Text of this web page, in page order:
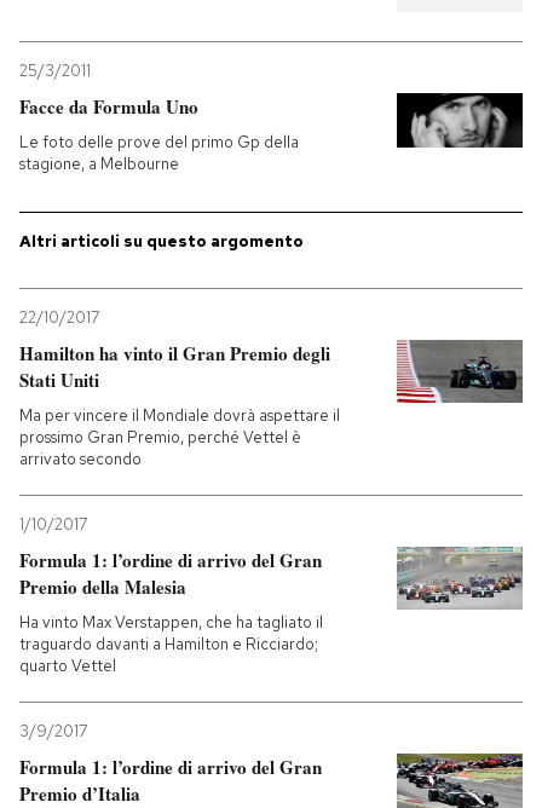
25/3/2011
Facce da Formula Uno
Le foto delle prove del primo Gp della
stagione, a Melbourne
Altri articoli su questo argomento
22/10/2017
Hamilton ha vinto il Gran Premio degli
Stati Uniti
Ma per vincere il Mondiale dovrà aspettare il
prossimo Gran Premio, perché Vettel è
arrivato secondo
1/10/2017
Formula 1: l’ordine di arrivo del Gran
Premio della Malesia
Ha vinto Max Verstappen, che ha tagliato il
traguardo davanti a Hamilton e Ricciardo;
quarto Vettel
3/9/2017
Formula 1: l’ordine di arrivo del Gran
Premio d’Italia